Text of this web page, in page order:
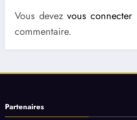
Vous devezvous connecter
commentaire.
Partenaires